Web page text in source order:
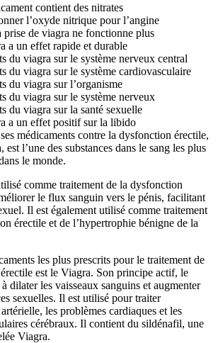
contient des nitrates
l’oxyde nitrique pour l’angine
de viagra ne fonctionne plus
a un effet rapide et durable
du viagra sur le système nerveux central
du viagra sur le système cardiovasculaire
du viagra sur l’organisme
du viagra sur le système nerveux
du viagra sur la santé sexuelle
a un effet positif sur la libido
médicaments contre la dysfonction érectile,
est l’une des substances dans le sang les plus
le monde.
comme traitement de la dysfonction
le flux sanguin vers le pénis, facilitant
Il est également utilisé comme traitement
érectile et de l’hypertrophie bénigne de la
les plus prescrits pour le traitement de
est le Viagra. Son principe actif, le
dilater les vaisseaux sanguins et augmenter
sexuelles. Il est utilisé pour traiter
les problèmes cardiaques et les
cérébraux. Il contient du sildénafil, une
Viagra.